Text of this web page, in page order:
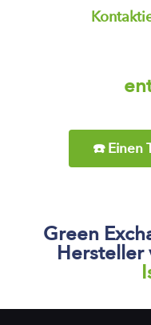
☎️ Einen
Green
Hersteller